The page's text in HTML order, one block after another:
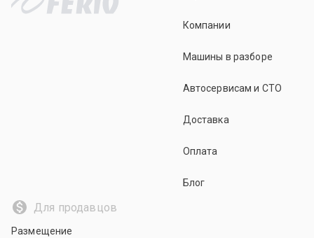
Компании
Машины в разборе
Автосервисам и СТО
Доставка
Оплата
Блог
Для продавцов
Размещение